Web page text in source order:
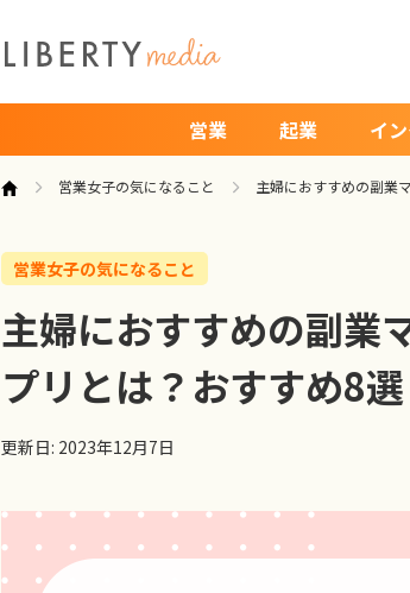
営業 起業 イ
営業女子の気になること 主婦におすすめの副業
営業女子の気になること
主婦におすすめの副業
プリとは？おすすめ8選
更新日: 2023年12月7日